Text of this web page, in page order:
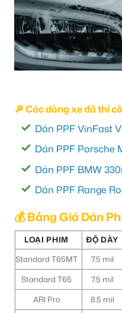
🔎 Các dòng xe đã thi
Dán PPF VinFast
Dán PPF Porsche
Dán PPF BMW 330i
Dán PPF Range
💰 Bảng Giá Dán
LOẠI PHIM ĐỘ DÀY
Standard T65MT
7.5 mil
Standard T65
7.5 mil
ARI Pro
8.5 mil